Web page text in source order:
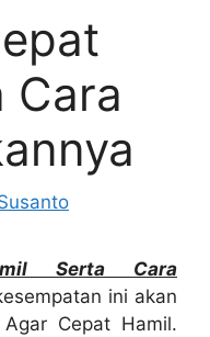
Cara
Serta Cara
ini akan
Cepat Hamil.